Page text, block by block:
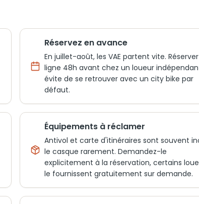
Réservez en avance
En juillet-août, les VAE partent vite.
ligne 48h avant chez un loueur
évite de se retrouver avec un city bike par
défaut.
Équipements à réclamer
Antivol et carte d'itinéraires sont souvent
le casque rarement. Demandez-le
explicitement à la réservation, certains
le fournissent gratuitement sur demande.